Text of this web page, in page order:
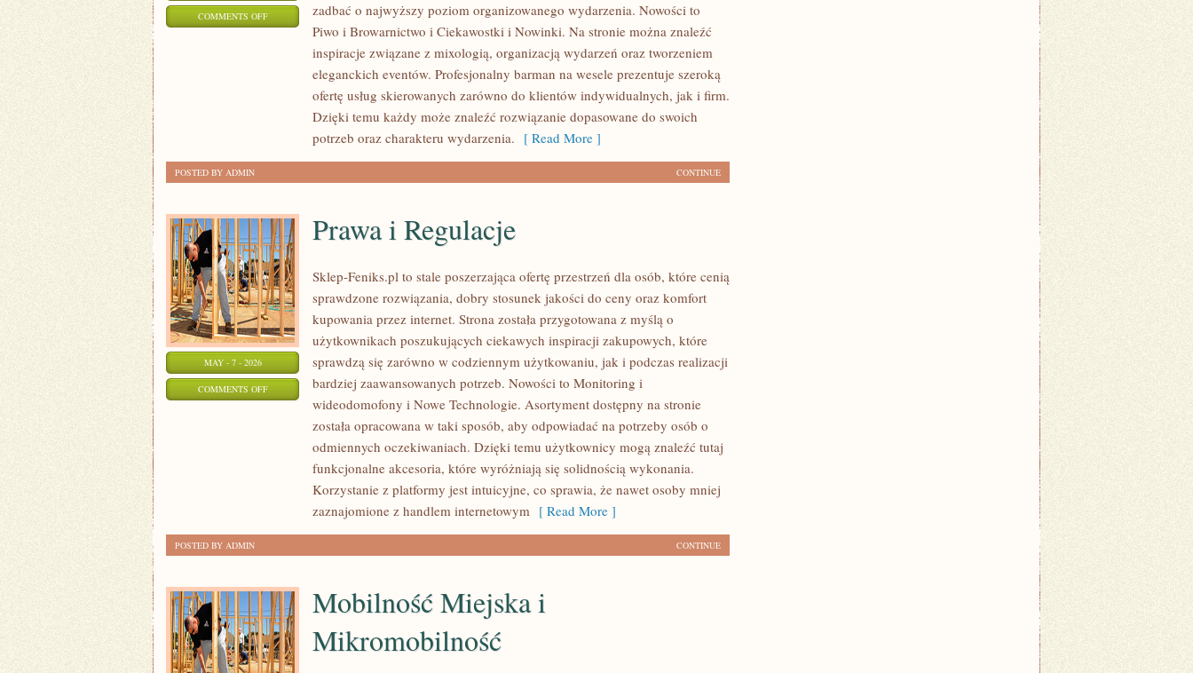
COMMENTS OFFON
CIEKAWOSTKI
zadbać o najwyższy poziom organizowanego wydarzenia. Nowości to
Piwo i Browarnictwo i Ciekawostki i Nowinki. Na stronie można znaleźć
inspiracje związane z mixologią, organizacją wydarzeń oraz tworzeniem
eleganckich eventów. Profesjonalny barman na wesele prezentuje szeroką
ofertę usług skierowanych zarówno do klientów indywidualnych, jak i firm.
Dzięki temu każdy może znaleźć rozwiązanie dopasowane do swoich
potrzeb oraz charakteru wydarzenia. [ Read More ]
CONTINUE
POSTED BY ADMIN
MAY - 7 - 2026
COMMENTS OFFON
REGULACJE
Prawa i Regulacje
Sklep-Feniks.pl to stale poszerzająca ofertę przestrzeń dla osób, które cenią
sprawdzone rozwiązania, dobry stosunek jakości do ceny oraz komfort
kupowania przez internet. Strona została przygotowana z myślą o
użytkownikach poszukujących ciekawych inspiracji zakupowych, które
sprawdzą się zarówno w codziennym użytkowaniu, jak i podczas realizacji
bardziej zaawansowanych potrzeb. Nowości to Monitoring i
wideodomofony i Nowe Technologie. Asortyment dostępny na stronie
została opracowana w taki sposób, aby odpowiadać na potrzeby osób o
odmiennych oczekiwaniach. Dzięki temu użytkownicy mogą znaleźć tutaj
funkcjonalne akcesoria, które wyróżniają się solidnością wykonania.
Korzystanie z platformy jest intuicyjne, co sprawia, że nawet osoby mniej
zaznajomione z handlem internetowym [ Read More ]
CONTINUE
POSTED BY ADMIN
Mobilność Miejska i
Mikromobilność